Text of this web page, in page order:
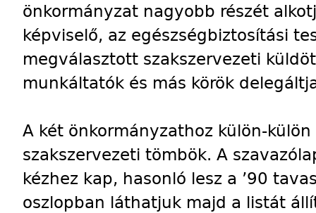
önkormányzat nagyobb részét
képviselő, az egészségbiztosítási
megválasztott szakszervezeti
munkáltatók és más körök
A két önkormányzathoz külön-külön
szakszervezeti tömbök. A
kézhez kap, hasonló lesz a ’90
oszlopban láthatjuk majd a listát